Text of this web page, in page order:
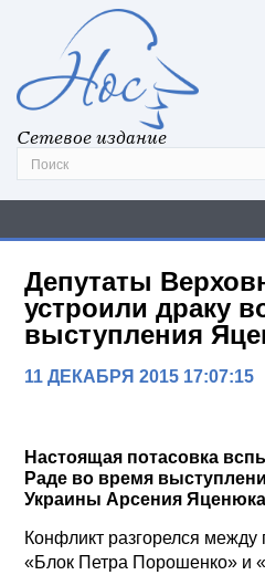
Сетевое издание
Депутаты
устроили драку
выступления
11 ДЕКАБРЯ 2015 17:07:15
Настоящая потасовка
Раде во время
Украины Арсения
Конфликт разгорелся между
«Блок Петра Порошенко» и